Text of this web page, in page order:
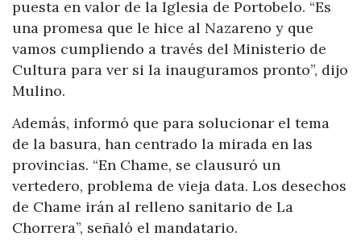
puesta en valor de la Iglesia de Portobelo. “Es
una promesa que le hice al Nazareno y que
vamos cumpliendo a través del Ministerio de
Cultura para ver si la inauguramos pronto”, dijo
Mulino.
Además, informó que para solucionar el tema
de la basura, han centrado la mirada en las
provincias. “En Chame, se clausuró un
vertedero, problema de vieja data. Los desechos
de Chame irán al relleno sanitario de La
Chorrera”, señaló el mandatario.